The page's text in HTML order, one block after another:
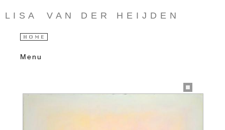
L I S A V A N D E R H E I J D E N
Menu